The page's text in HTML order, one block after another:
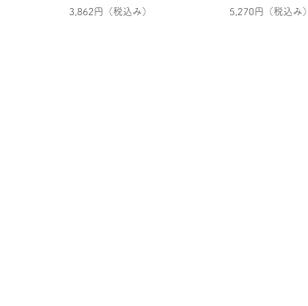
3,862円 （税込み） 5,270円 （税込み）